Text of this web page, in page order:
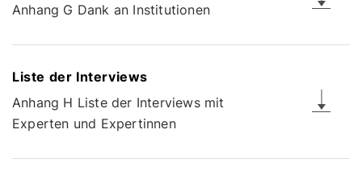
Anhang G Dank an Institutionen
Liste der Interviews
Anhang H Liste der Interviews mit
Experten und Expertinnen